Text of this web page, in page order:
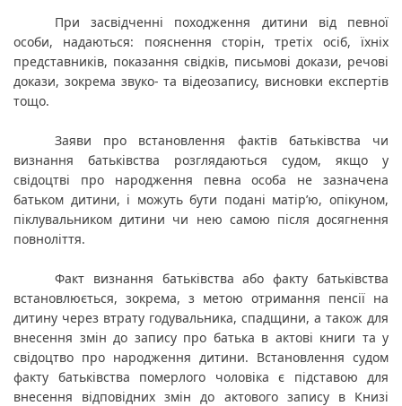
При засвідченні походження дитини від певної
особи, надаються: пояснення сторін, третіх осіб, їхніх
представників, показання свідків, письмові докази, речові
докази, зокрема звуко- та відеозапису, висновки експертів
тощо.
Заяви про встановлення фактів батьківства чи
визнання батьківства розглядаються судом, якщо у
свідоцтві про народження певна особа не зазначена
батьком дитини, і можуть бути подані матір’ю, опікуном,
піклувальником дитини чи нею самою після досягнення
повноліття.
Факт визнання батьківства або факту батьківства
встановлюється, зокрема, з метою отримання пенсії на
дитину через втрату годувальника, спадщини, а також для
внесення змін до запису про батька в актові книги та у
свідоцтво про народження дитини. Встановлення судом
факту батьківства померлого чоловіка є підставою для
внесення відповідних змін до актового запису в Книзі